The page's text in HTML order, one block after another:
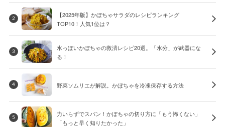
2
【2025年版】かぼちゃサラダのレシピランキング
TOP10！人気1位は？
3
水っぽいかぼちゃの救済レシピ20選。「水分」が武器にな
る！
4 野菜ソムリエが解説。かぼちゃを冷凍保存する方法
5
力いらずでスパン！かぼちゃの切り方に「もう怖くない」
「もっと早く知りたかった」